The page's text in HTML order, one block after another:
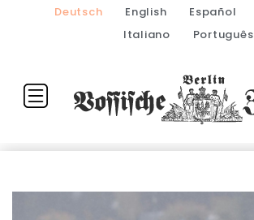
Deutsch English Español
Italiano
Português